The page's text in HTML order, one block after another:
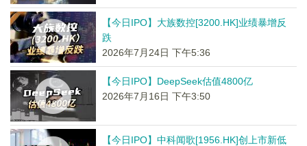
【今日IPO】大族数控[3200.HK]业绩暴增反
跌
2026年7月24日 下午5:36
【今日IPO】DeepSeek估值4800亿
2026年7月16日 下午3:50
【今日IPO】中科闻歌[1956.HK]创上市新低